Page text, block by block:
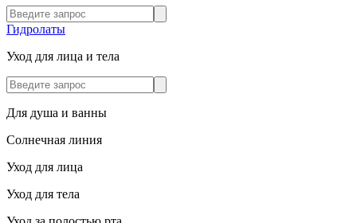
Гидролаты
Уход для лица и тела
Для душа и ванны
Солнечная линия
Уход для лица
Уход для тела